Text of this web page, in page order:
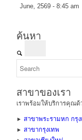
June, 2569 - 8:45 am
ค้นหา
สาขาของเรา
เราพร้อมให้บริการคุณด้
► สาขาพระรามหก กรุ
► สาขากรุงเทพ